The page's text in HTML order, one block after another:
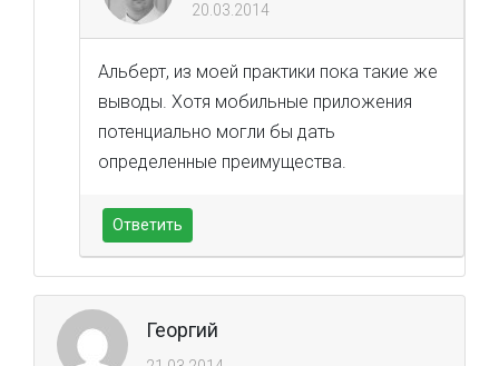
20.03.2014
Альберт, из моей практики пока такие же
выводы. Хотя мобильные приложения
потенциально могли бы дать
определенные преимущества.
Ответить
Георгий